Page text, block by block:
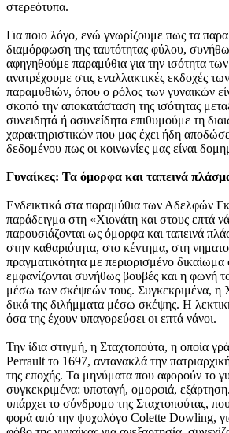
στερεότυπα.
Για ποιο λόγο, ενώ γνωρίζουμε πως τα
διαμόρφωση της ταυτότητας φύλου,
αφηγηθούμε παραμύθια για την ισότητα
ανατρέχουμε στις εναλλακτικές εκδοχές
παραμυθιών, όπου ο ρόλος των γυναικών
σκοπό την αποκατάσταση της ισότητας
συνειδητά ή ασυνείδητα επιθυμούμε τη
χαρακτηριστικών που μας έχει ήδη
δεδομένου πως οι κοινωνίες μας είναι
Γυναίκες: Τα όμορφα και ταπεινά
Ενδεικτικά στα παραμύθια των Αδελφών
παράδειγμα στη «Χιονάτη και στους επτά
παρουσιάζονται ως όμορφα και ταπεινά
στην καθαριότητα, στο κέντημα, στη
πραγματικότητα με περιορισμένο
εμφανίζονται συνήθως βουβές και η φωνή
μέσω των σκέψεών τους. Συγκεκριμένα, η
δικά της διλήμματα μέσω σκέψης. Η
όσα της έχουν υπαγορεύσει οι επτά νάνοι.
Την ίδια στιγμή, η Σταχτοπούτα, η οποία
Perrault το 1697, αντανακλά την
της εποχής. Τα μηνύματα που αφορούν το
συγκεκριμένα: υποταγή, ομορφιά,
υπάρχει το σύνδρομο της Σταχτοπούτας,
φορά από την ψυχολόγο Colette Dowling,